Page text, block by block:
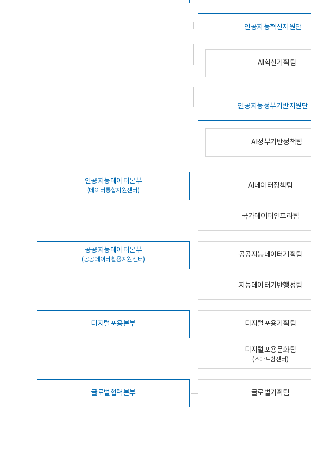
인공지능혁신지원단
AI혁신기획팀
인공지능정부기반지원단
AI정부기반정책팀
인공지능데이터본부
(데이터통합지원센터)
AI데이터정책팀
국가데이터인프라팀
공공지능데이터본부
(공공데이터활용지원센터)
공공지능데이터기획팀
지능데이터기반행정팀
디지털포용본부 디지털포용기획팀
디지털포용문화팀
(스마트쉼센터)
글로벌협력본부 글로벌기획팀